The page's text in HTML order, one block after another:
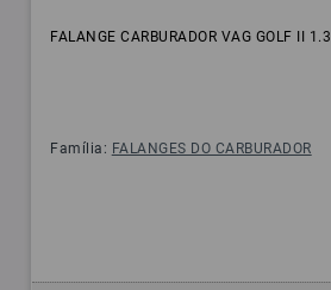
FALANGE CARBURADOR VAG GOLF II 1.3
Família: FALANGES DO CARBURADOR